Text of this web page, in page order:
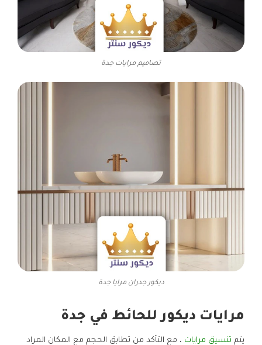
تصاميم مرايات جدة
ديكور جدران مرايا جدة
مرايات ديكور للحائط في جدة
يتم تنسيق مرايات ، مع التأكد من تطابق الحجم مع المكان المراد